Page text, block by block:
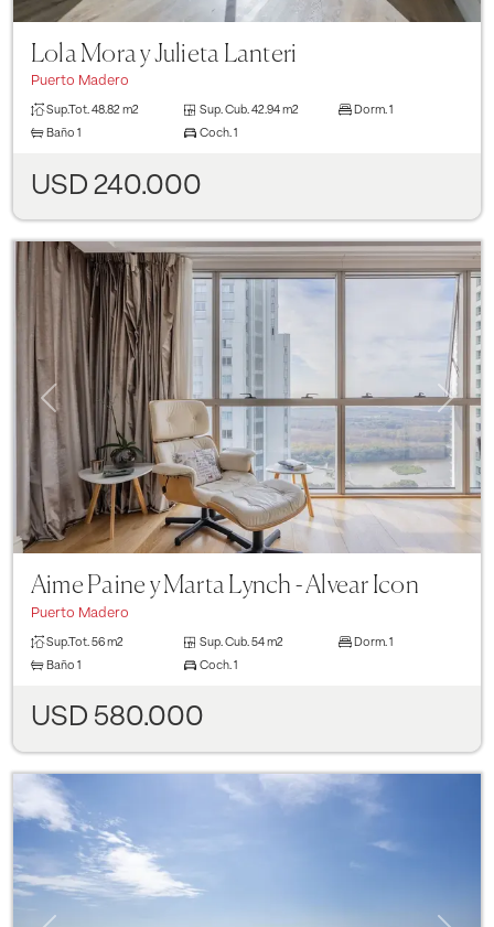
Lola Mora y Julieta Lanteri
Puerto Madero
Sup.Tot.48.82 m2 Sup. Cub. 42.94 m2 Dorm. 1
Baño 1 Coch. 1
USD 240.000
Previous Next
Aime Paine y Marta Lynch - Alvear Icon
Puerto Madero
Sup.Tot. 56 m2 Sup. Cub. 54 m2 Dorm. 1
Baño 1 Coch. 1
USD 580.000
Previous